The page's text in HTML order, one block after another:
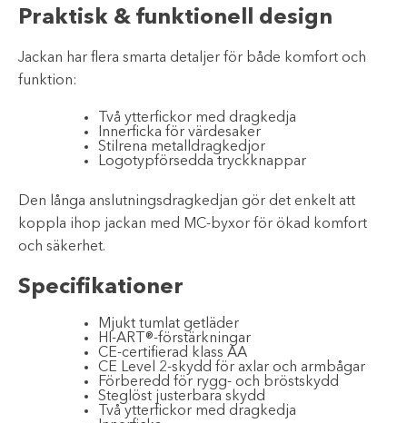
Praktisk & funktionell design
Jackan har flera smarta detaljer för både komfort och
funktion:
Två ytterfickor med dragkedja
Innerficka för värdesaker
Stilrena metalldragkedjor
Logotypförsedda tryckknappar
Den långa anslutningsdragkedjan gör det enkelt att
koppla ihop jackan med MC-byxor för ökad komfort
och säkerhet.
Specifikationer
Mjukt tumlat getläder
HI-ART®-förstärkningar
CE-certifierad klass AA
CE Level 2-skydd för axlar och armbågar
Förberedd för rygg- och bröstskydd
Steglöst justerbara skydd
Två ytterfickor med dragkedja